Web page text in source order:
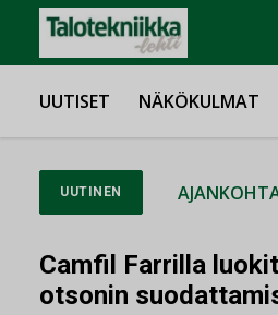
UUTISET NÄKÖKULMAT
UUTINEN
Camfil Farrilla
otsonin